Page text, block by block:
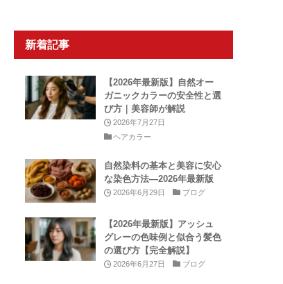
新着記事
【2026年最新版】自然オー
ガニックカラーの安全性と選
び方｜美容師が解説
2026年7月27日
ヘアカラー
自然染料の基本と美容に安心
な染色方法—2026年最新版
2026年6月29日 ブログ
【2026年最新版】アッシュ
グレーの色味例と似合う髪色
の選び方【完全解説】
2026年6月27日 ブログ